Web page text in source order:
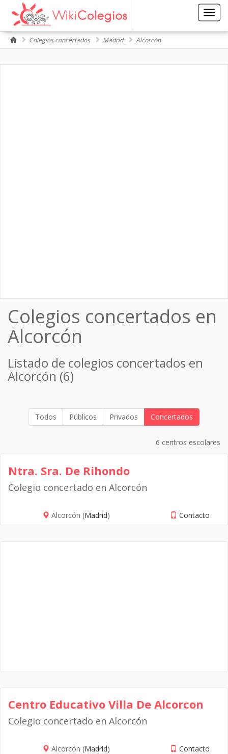
Colegios concertados Madrid Alcorcón
Colegios concertados en
Alcorcón
Listado de colegios concertados en
Alcorcón (6)
Todos Públicos Privados Concertados
6 centros escolares
Ntra. Sra. De Rihondo
Colegio concertado en Alcorcón
Alcorcón (Madrid) Contacto
Centro Educativo Villa De Alcorcon
Colegio concertado en Alcorcón
Alcorcón (Madrid) Contacto